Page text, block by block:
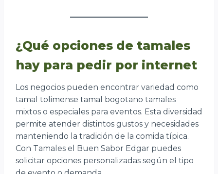
¿Qué opciones de tamales
hay para pedir por internet
Los negocios pueden encontrar variedad como
tamal tolimense tamal bogotano tamales
mixtos o especiales para eventos. Esta diversidad
permite atender distintos gustos y necesidades
manteniendo la tradición de la comida típica.
Con Tamales el Buen Sabor Edgar puedes
solicitar opciones personalizadas según el tipo